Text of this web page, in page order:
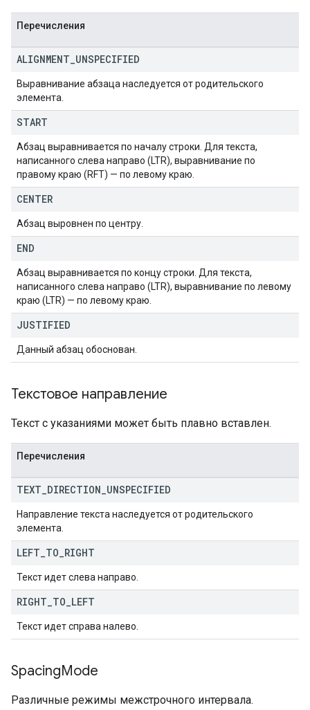
Перечисления
ALIGNMENT UNSPECIFIED
Выравнивание абзаца наследуется от родительского
элемента.
START
Абзац выравнивается по началу строки. Для текста,
написанного слева направо (LTR), выравнивание по
правому краю (RFT) — по левому краю.
CENTER
Абзац выровнен по центру.
END
Абзац выравнивается по концу строки. Для текста,
написанного слева направо (LTR), выравнивание по левому
краю (LTR) — по левому краю.
JUSTIFIED
Данный абзац обоснован.
Текстовое направление
Текст с указаниями может быть плавно вставлен.
Перечисления
TEXT DIRECTION UNSPECIFIED
Направление текста наследуется от родительского
элемента.
LEFT TO RIGHT
Текст идет слева направо.
RIGHT TO LEFT
Текст идет справа налево.
SpacingMode
Различные режимы межстрочного интервала.